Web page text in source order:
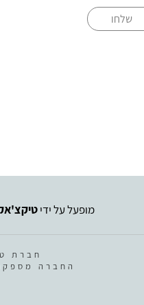
שלחו
מופעל על ידי
חברת
החברה